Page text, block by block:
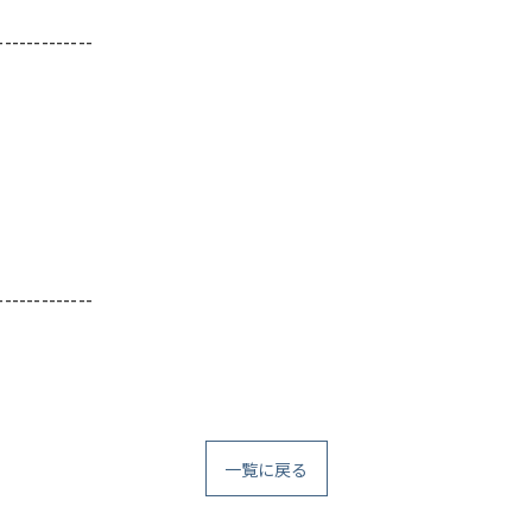
一覧に戻る